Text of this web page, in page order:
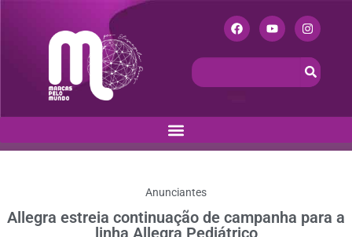
Anunciantes
Allegra estreia continuação de campanha para a